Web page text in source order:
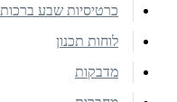
כרטיסיות שבע ברכות
לוחות תכנון
מדבקות